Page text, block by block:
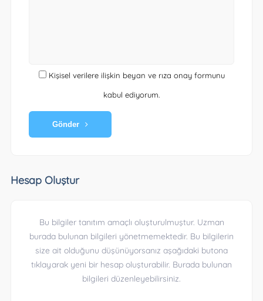
Kişisel verilere ilişkin beyan ve rıza onay formunu
kabul ediyorum.
Gönder
Hesap Oluştur
Bu bilgiler tanıtım amaçlı oluşturulmuştur. Uzman
burada bulunan bilgileri yönetmemektedir. Bu bilgilerin
size ait olduğunu düşünüyorsanız aşağıdaki butona
tıklayarak yeni bir hesap oluşturabilir. Burada bulunan
bilgileri düzenleyebilirsiniz.